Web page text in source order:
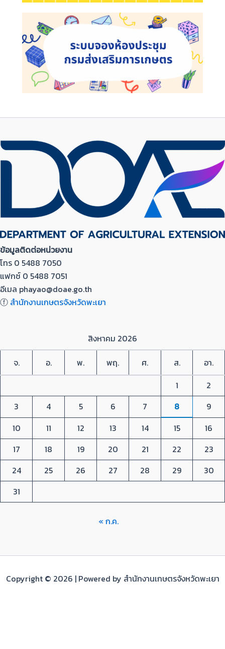
ข้อมูลติดต่อหน่วยงาน
โทร 0 5488 7050
แฟกซ์ 0 5488 7051
อีเมล phayao@doae.go.th
ⓕ สำนักงานเกษตรจังหวัดพะเยา
สิงหาคม 2026
จ.
อ. พ. พฤ. ศ. ส.
อา.
1
2
3
4 5 6 7 8
9
10
11 12 13 14 15
16
17
18 19 20 21 22
23
24
25 26 27 28 29
30
31
« ก.ค.
Copyright © 2026 | Powered by สำนักงานเกษตรจังหวัดพะเยา